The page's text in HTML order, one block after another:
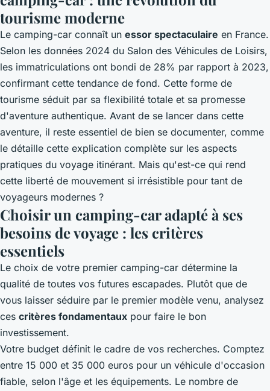
tourisme moderne
Le camping-car connaît un essor spectaculaire en France.
Selon les données 2024 du Salon des Véhicules de Loisirs,
les immatriculations ont bondi de 28% par rapport à 2023,
confirmant cette tendance de fond. Cette forme de
tourisme séduit par sa flexibilité totale et sa promesse
d'aventure authentique. Avant de se lancer dans cette
aventure, il reste essentiel de bien se documenter, comme
le détaille cette explication complète sur les aspects
pratiques du voyage itinérant. Mais qu'est-ce qui rend
cette liberté de mouvement si irrésistible pour tant de
voyageurs modernes ?
Choisir un camping-car adapté à ses
besoins de voyage : les critères
essentiels
Le choix de votre premier camping-car détermine la
qualité de toutes vos futures escapades. Plutôt que de
vous laisser séduire par le premier modèle venu, analysez
ces critères fondamentaux pour faire le bon
investissement.
Votre budget définit le cadre de vos recherches. Comptez
entre 15 000 et 35 000 euros pour un véhicule d'occasion
fiable, selon l'âge et les équipements. Le nombre de